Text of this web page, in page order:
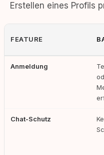
Erstellen eines Profils
FEATURE
Anmeldung
Chat-Schutz